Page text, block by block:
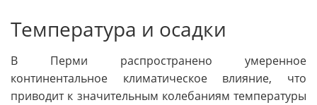
Температура и осадки
В Перми распространено умеренное
континентальное климатическое влияние, что
приводит к значительным колебаниям температуры